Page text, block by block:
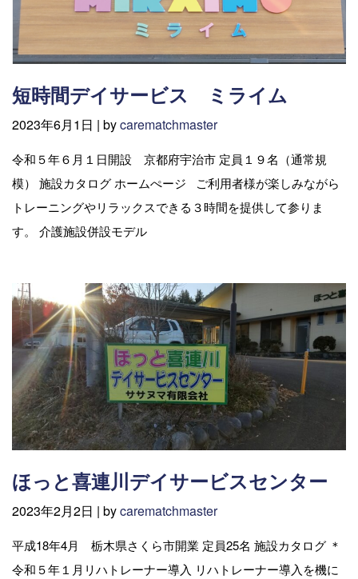
短時間デイサービス ミライム
2023年6月1日 | bycarematchmaster
令和５年６月１日開設 京都府宇治市 定員１９名（通常規
模） 施設カタログ ホームぺージ ご利用者様が楽しみながら
トレーニングやリラックスできる３時間を提供して参りま
す。 介護施設併設モデル
ほっと喜連川デイサービスセンター
2023年2月2日 | bycarematchmaster
平成18年4月 栃木県さくら市開業 定員25名 施設カタログ ＊
令和５年１月リハトレーナー導入 リハトレーナー導入を機に